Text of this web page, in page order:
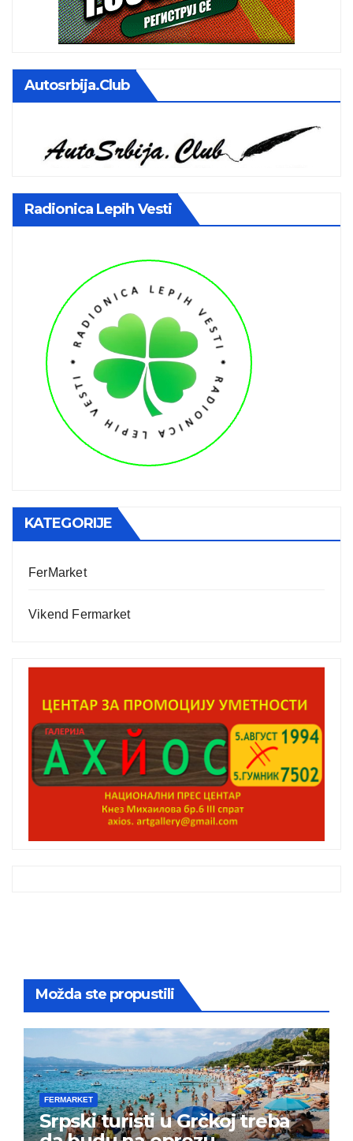
Autosrbija.club
Radionica Lepih Vesti
KATEGORIJE
FerMarket
Vikend Fermarket
Možda ste propustili
FERMARKET
Srpski turisti u Grčkoj treba